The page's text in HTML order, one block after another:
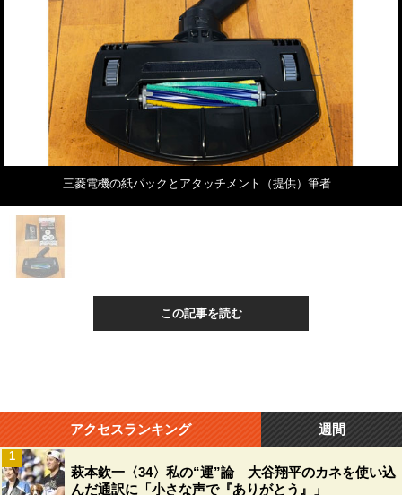
三菱電機の紙パックとアタッチメント（提供）筆者
この記事を読む
アクセスランキング 週間
萩本欽一〈34〉私の“運”論 大谷翔平のカネを使い込
んだ通訳に「小さな声で『ありがとう』」
1